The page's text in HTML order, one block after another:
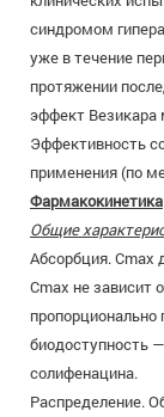
синдромом
уже в течение
протяжении
эффект Везикара
Эффективность
применения (по
Фармакокинетика
Общие
Абсорбция. Cmax
Cmax не зависит
биодоступность
солифенацина.
Распределение.